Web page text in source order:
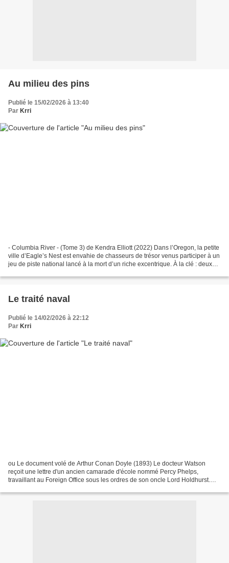
Au milieu des pins
Publié le 15/02/2026 à 13:40
Par Krri
- Columbia River - (Tome 3) de Kendra Elliott (2022) Dans l’Oregon, la petite
ville d’Eagle’s Nest est envahie de chasseurs de trésor venus participer à un
jeu de piste national lancé à la mort d’un riche excentrique. À la clé : deux
Le traité naval
Publié le 14/02/2026 à 22:12
Par Krri
ou Le document volé de Arthur Conan Doyle (1893) Le docteur Watson
reçoit une lettre d'un ancien camarade d'école nommé Percy Phelps,
travaillant au Foreign Office sous les ordres de son oncle Lord Holdhurst.